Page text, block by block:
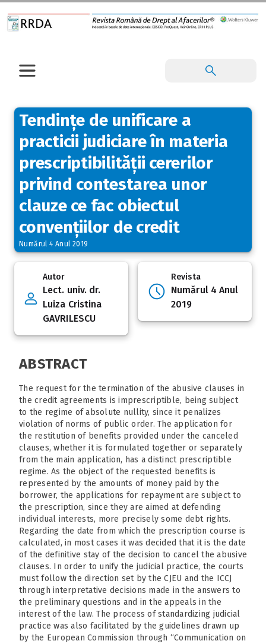
Tendințe de unificare a
practicii judiciare în materia
prescriptibilității cererilor
privind contestarea unor
clauze ce fac obiectul
convențiilor de credit
Numărul 4 Anul 2019
Autor
Lect. univ. dr.
Luiza Cristina
GAVRILESCU
Revista
Numărul 4 Anul
2019
ABSTRACT
The request for the termination of the abusive clauses in
the credit agreements is imprescriptible, being subject
to the regime of absolute nullity, since it penalizes
violation of norms of public order. The application for
the restitution of benefits provided under the canceled
clauses, whether it is formulated together or separately
from the main application, has a distinct prescriptible
regime. As the object of the requested benefits is
represented by the amounts of money paid by the
borrower, the applications for repayment are subject to
the prescription, since they are aimed at defending
individual interests, more precisely some debt rights.
Regarding the date from which the prescription course is
calculated, in most cases it was decided that it is the date
of the definitive stay of the decision to cancel the abusive
clauses. In order to unify the judicial practice, the courts
must follow the direction set by the CJEU and the ICCJ
through interpretative decisions made in the answers to
the preliminary questions and in the appeals in the
interest of the law. The process of standardizing judicial
practice was also facilitated by the guidelines drawn up
by the European Commission through “Communication on